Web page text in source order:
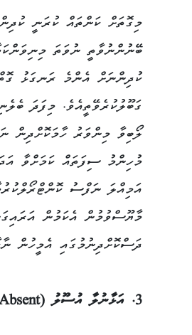
މިގޮތަށް ކަންތައް ކުރަނީ
ބޭނުންނުވާތީ ނުވަތަ
ކުދިންނަށް އެންމެ ރަނގަޅު
ގަބޫލުކުރެވޭތީއެވެ. މިފަދަ
ލޯބިވާ މިންވަރު ހާމަކޮށްދިން
މުހިންމު ސިފަތައް ކަމަށްވާ
އަމިއްލަ ނަފްސު
މާޔޫސްވުމުން އެކަމުން
ދަސްކޮށްދިނުމުގައި އެމީހުން
3. އަޅާނުލާ އުސޫލު (Uninvolved/Absent)